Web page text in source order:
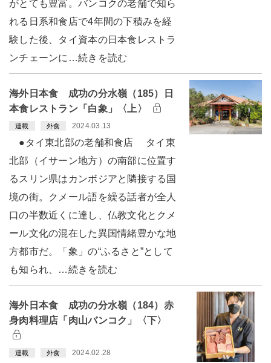
がとても豊富。バンコクの老舗で知ら
れる日系和食店で4年間の下積みを経
験した後、タイ資本の日本食レストラ
ンチェーンに…続きを読む
海外日本食 成功の分水嶺（185）日
本食レストラン「白象」〈上〉
連載 外食 2024.03.13
●タイ東北部の老舗和食店 タイ東
北部（イサーン地方）の南部に位置す
るスリン県はカンボジアと隣接する国
境の街。クメール語を繰る話者が全人
口の半数近くに達し、仏教文化とクメ
ール文化の混在した異国情緒豊かな地
方都市だ。「象」の“ふるさと”として
も知られ、…続きを読む
海外日本食 成功の分水嶺（184）赤
身肉料理店「肉山バンコク」〈下〉
連載 外食 2024.02.28